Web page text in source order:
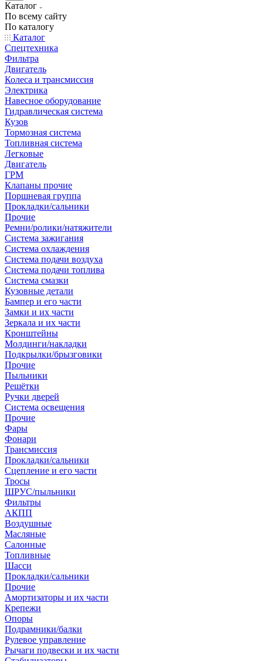
Каталог
По всему сайту
По каталогу
Каталог
Спецтехника
Фильтра
Двигатель
Колеса и трансмиссия
Электрика
Навесное оборудование
Гидравлическая система
Кузов
Тормозная система
Топливная система
Легковые
Двигатель
ГРМ
Клапаны прочие
Поршневая группа
Прокладки/сальники
Прочие
Ремни/ролики/натяжители
Система зажигания
Система охлаждения
Система подачи воздуха
Система подачи топлива
Система смазки
Кузовные детали
Бампер и его части
Замки и их части
Зеркала и их части
Кронштейны
Молдинги/накладки
Подкрылки/брызговики
Прочие
Пыльники
Решётки
Ручки дверей
Система освещения
Прочие
Фары
Фонари
Трансмиссия
Прокладки/сальники
Сцепление и его части
Тросы
ШРУС/пыльники
Фильтры
АКПП
Воздушные
Масляные
Салонные
Топливные
Шасси
Прокладки/сальники
Прочие
Амортизаторы и их части
Крепежи
Опоры
Подрамники/балки
Рулевое управление
Рычаги подвески и их части